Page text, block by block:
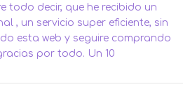
todo decir, que he recibido un
, un servicio super eficiente, sin
esta web y seguire comprando
por todo. Un 10